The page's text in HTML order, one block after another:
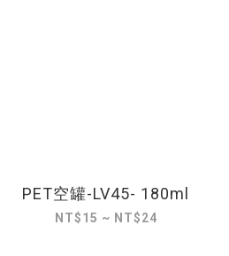
PET空罐-LV45- 180ml
NT$15 ~ NT$24